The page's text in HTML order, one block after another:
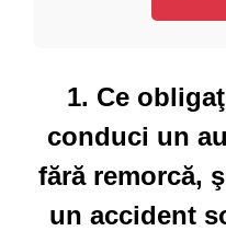
1. Ce
conduci un
fără remorcă,
un accident